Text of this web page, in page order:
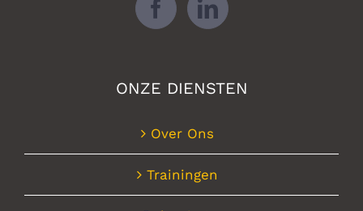
ONZE DIENSTEN
Over Ons
Trainingen